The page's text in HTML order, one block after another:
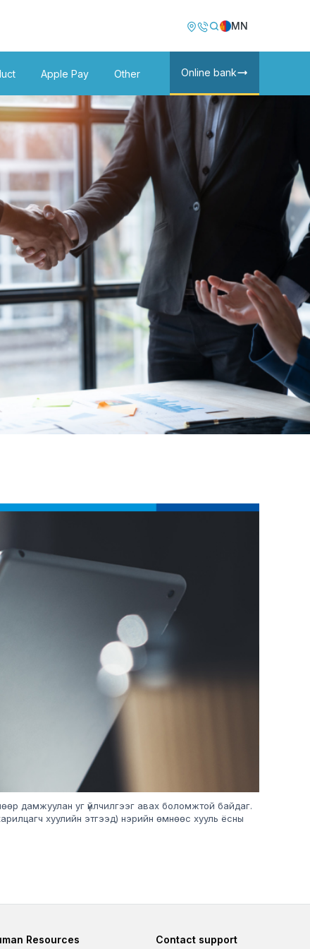
Image
Image MN
Apple Pay Other Online bank
дамжуулан уг үйлчилгээг авах боломжтой байдаг.
хуулийн этгээд) нэрийн өмнөөс хууль ёсны
second
Resources Footer fourth
Contact support